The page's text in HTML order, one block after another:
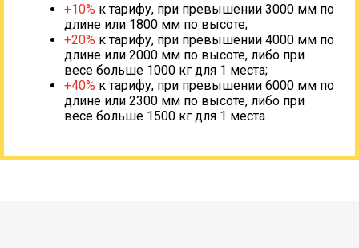
+10% к тарифу, при превышении 3000 мм по
длине или 1800 мм по высоте;
+20% к тарифу, при превышении 4000 мм по
длине или 2000 мм по высоте, либо при
весе больше 1000 кг для 1 места;
+40% к тарифу, при превышении 6000 мм по
длине или 2300 мм по высоте, либо при
весе больше 1500 кг для 1 места.